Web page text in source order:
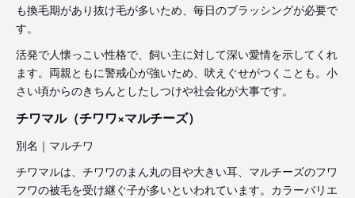
も換毛期があり抜け毛が多いため、毎日のブラッシングが必要で
す。
活発で人懐っこい性格で、飼い主に対して深い愛情を示してくれ
ます。両親ともに警戒心が強いため、吠えぐせがつくことも。小
さい頃からのきちんとしたしつけや社会化が大事です。
チワマル（チワワ×マルチーズ）
別名｜マルチワ
チワマルは、チワワのまん丸の目や大きい耳、マルチーズのフワ
フワの被毛を受け継ぐ子が多いといわれています。カラーバリエ